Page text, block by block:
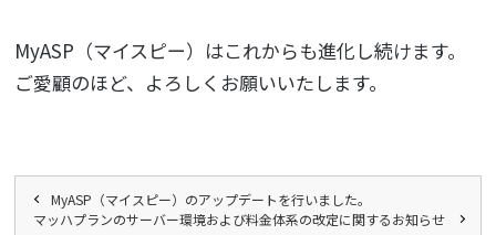
MyASP（マイスピー）はこれからも進化し続けます。
ご愛顧のほど、よろしくお願いいたします。
MyASP（マイスピー）のアップデートを行いました。
マッハプランのサーバー環境および料金体系の改定に関するお知らせ